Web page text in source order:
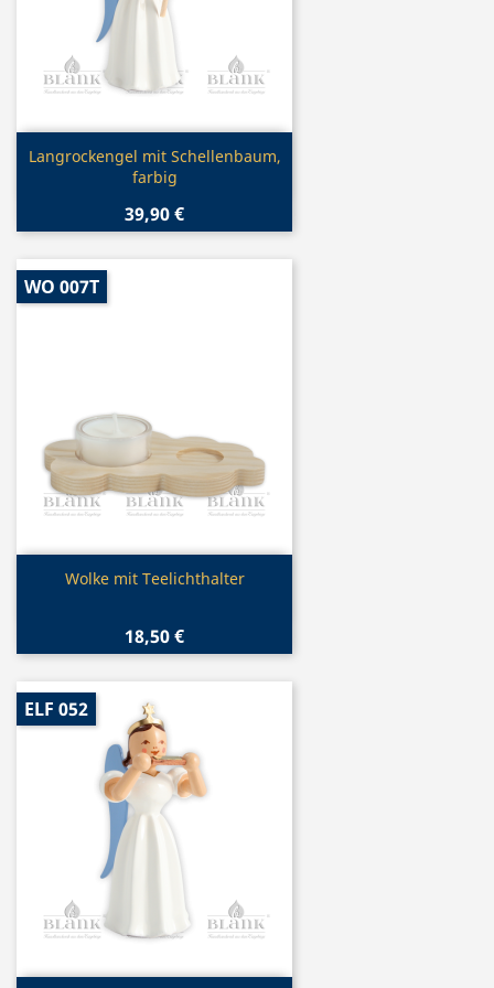
Vorschau
Langrockengel mit Schellenbaum,
farbig
39,90 €
Vorschau
Wolke mit Teelichthalter
18,50 €
WO 007T
ELF 052